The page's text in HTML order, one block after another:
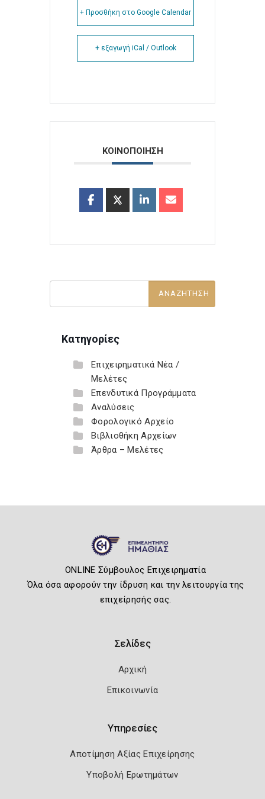
+ Προσθήκη στο Google Calendar
+ εξαγωγή iCal / Outlook
ΚΟΙΝΟΠΟΙΗΣΗ
Κατηγορίες
Επιχειρηματικά Νέα /
Μελέτες
Επενδυτικά Προγράμματα
Αναλύσεις
Φορολογικό Αρχείο
Βιβλιοθήκη Αρχείων
Άρθρα – Μελέτες
ONLINE Σύμβουλος Επιχειρηματία
Όλα όσα αφορούν την ίδρυση και την λειτουργία της
επιχείρησής σας.
Σελίδες
Αρχική
Επικοινωνία
Υπηρεσίες
Αποτίμηση Αξίας Επιχείρησης
Υποβολή Ερωτημάτων